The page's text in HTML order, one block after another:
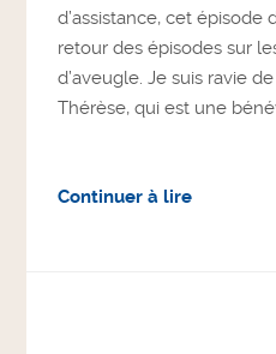
d’assistance, cet
retour des épisodes sur
d’aveugle. Je suis ravie
Thérèse, qui est une
Continuer à lire